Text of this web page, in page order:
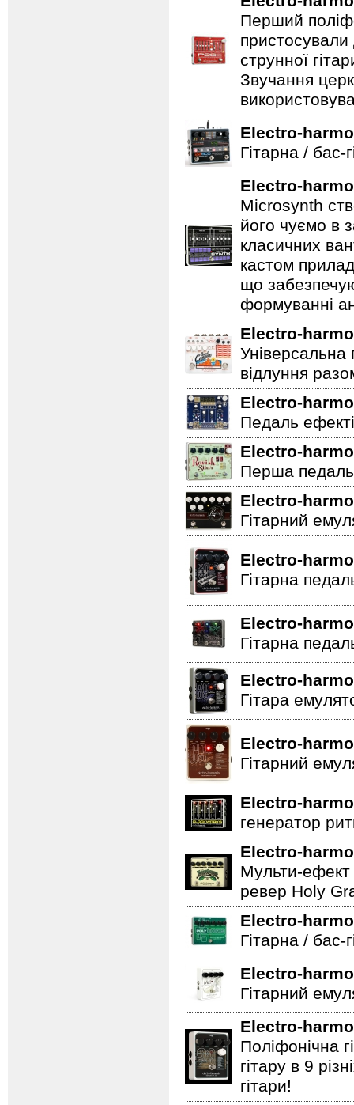
Перший
пристосували
струнної
Звучання
Electro-
Гітарна / бас-
Electro-
Microsynth
його чуємо в
класичних
кастом
що
формуванні
Electro-
Універсальна
відлуння
Electro-
Педаль
Electro-
Перша
Electro-
Гітарний
Electro-
Гітарна
Electro-
Гітарна
Electro-
Гітара
Electro-
Гітарний
Electro-
генератор
Electro-
Мульти-ефект
ревер Holy
Electro-
Гітарна / бас-
Electro-
Гітарний
Electro-
Поліфонічна
гітару в 9
гітари!